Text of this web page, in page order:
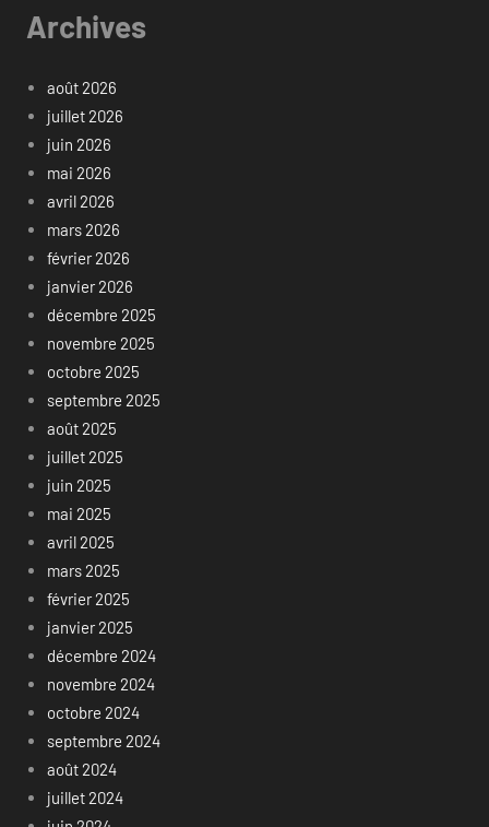
Archives
août 2026
juillet 2026
juin 2026
mai 2026
avril 2026
mars 2026
février 2026
janvier 2026
décembre 2025
novembre 2025
octobre 2025
septembre 2025
août 2025
juillet 2025
juin 2025
mai 2025
avril 2025
mars 2025
février 2025
janvier 2025
décembre 2024
novembre 2024
octobre 2024
septembre 2024
août 2024
juillet 2024